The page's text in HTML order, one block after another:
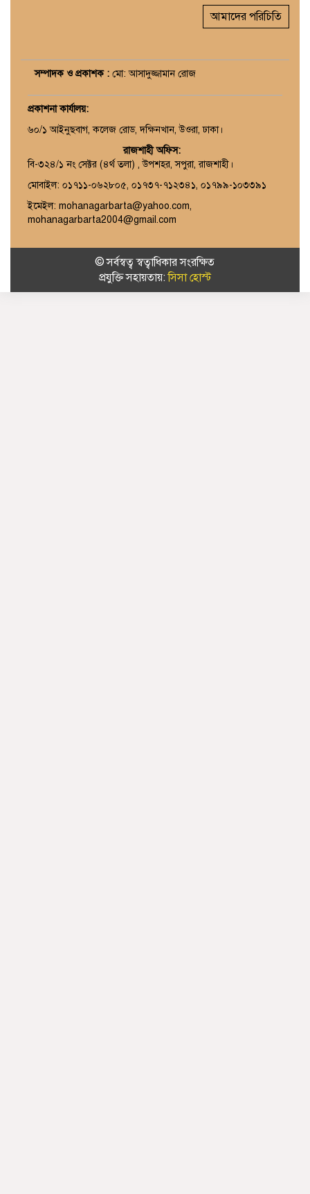
আমাদের পরিচিতি
সম্পাদক ও প্রকাশক : মো: আসাদুজ্জামান রোজ
প্রকাশনা কার্যালয়:
৬০/১ আইনুছবাগ, কলেজ রোড, দক্ষিনখান, উওরা, ঢাকা।
রাজশাহী অফিস:
বি-৩২৪/১ নং সেক্টর (৪র্থ তলা) , উপশহর, সপুরা, রাজশাহী।
মোবাইল: ০১৭১১-০৬২৮০৫, ০১৭৩৭-৭১২৩৪১, ০১৭৯৯-১০৩৩৯১
ইমেইল: mohanagarbarta@yahoo.com,
mohanagarbarta2004@gmail.com
© সর্বস্বত্ব স্বত্বাধিকার সংরক্ষিত
প্রযুক্তি সহায়তায়:সিসা হোস্ট